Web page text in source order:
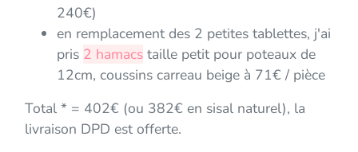
240€)
en remplacement des 2 petites tablettes, j'ai
pris 2 hamacs taille petit pour poteaux de
12cm, coussins carreau beige à 71€ / pièce
Total * = 402€ (ou 382€ en sisal naturel), la
livraison DPD est offerte.